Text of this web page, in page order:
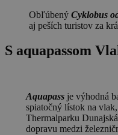
Obľúbený Cyklobus
aj peších turistov za
S aquapassom
Aquapassje výhodná
spiatočný lístok na
Thermalparku
dopravu medzi